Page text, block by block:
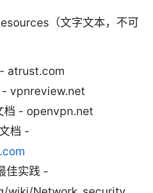
（文字文本，不可
atrust.com
- vpnreview.net
档 - openvpn.net
档 -
佳实践 -